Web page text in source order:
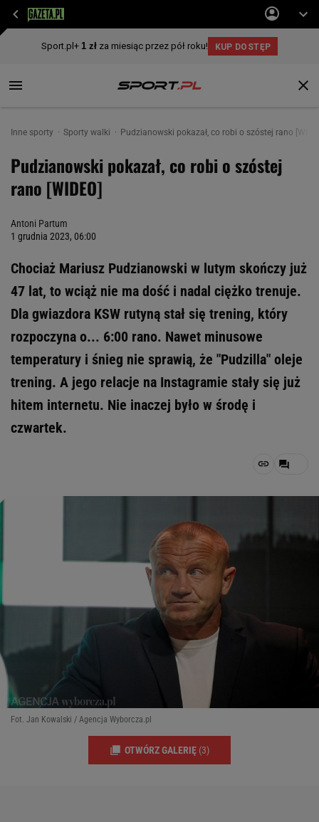
Inne sporty Sporty walki Pudzianowski pokazał, co robi o szóstej rano
Pudzianowski pokazał, co robi o szóstej
rano [WIDEO]
Antoni Partum
1 grudnia 2023, 06:00
Chociaż Mariusz Pudzianowski w lutym skończy już
47 lat, to wciąż nie ma dość i nadal ciężko trenuje.
Dla gwiazdora KSW rutyną stał się trening, który
rozpoczyna o... 6:00 rano. Nawet minusowe
temperatury i śnieg nie sprawią, że "Pudzilla" oleje
trening. A jego relacje na Instagramie stały się już
hitem internetu. Nie inaczej było w środę i
czwartek.
Fot. Jan Kowalski / Agencja Wyborcza.pl
OTWÓRZ GALERIĘ (3)